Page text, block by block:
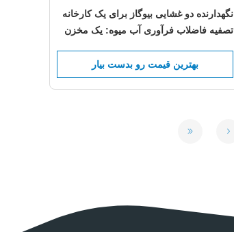
نگهدارنده دو غشایی بیوگاز برای یک کارخانه
تصفیه فاضلاب فرآوری آب میوه: یک مخزن
های زباله مایع آلی
بهترین قیمت رو بدست بیار